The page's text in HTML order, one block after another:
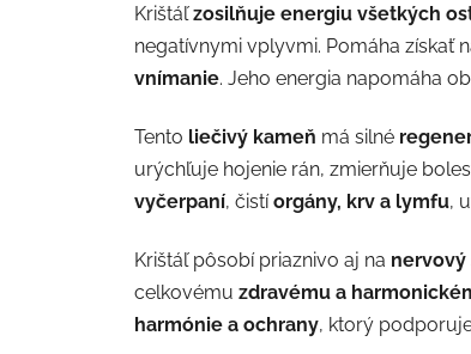
Krištáľzosilňuje energiu všetkých
negatívnymi vplyvmi. Pomáha získať
vnímanie. Jeho energia napomáha
Tento liečivý kameň má silné
urýchľuje hojenie rán, zmierňuje
vyčerpaní, čistíorgány, krv a lymfu,
Krištáľ pôsobí priaznivo aj na nervový
celkovému zdravému a
harmónie a ochrany, ktorý